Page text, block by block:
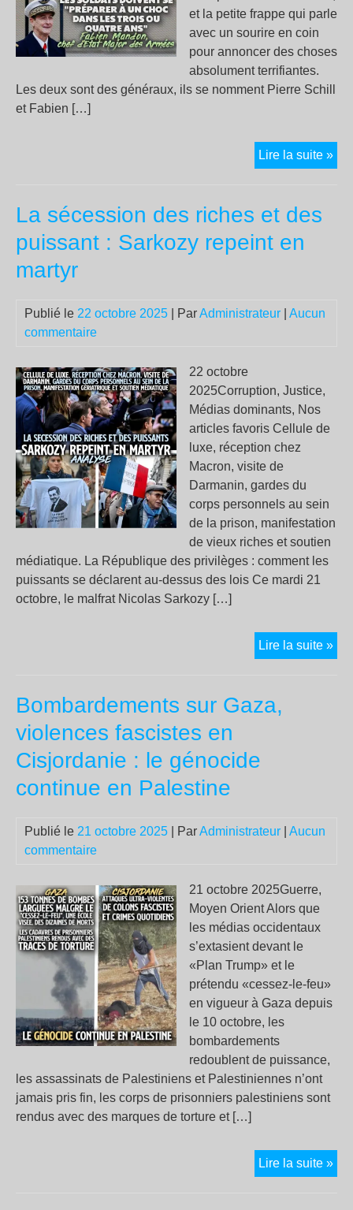
et la petite frappe qui parle
avec un sourire en coin
pour annoncer des choses
absolument terrifiantes.
Les deux sont des généraux, ils se nomment Pierre Schill
et Fabien […]
Lire la suite »
La sécession des riches et des
puissant : Sarkozy repeint en
martyr
Publié le 22 octobre 2025 | ParAdministrateur
Aucun
commentaire
22 octobre
2025Corruption, Justice,
Médias dominants, Nos
articles favoris Cellule de
luxe, réception chez
Macron, visite de
Darmanin, gardes du
corps personnels au sein
de la prison, manifestation
de vieux riches et soutien
médiatique. La République des privilèges : comment les
puissants se déclarent au-dessus des lois Ce mardi 21
octobre, le malfrat Nicolas Sarkozy […]
Lire la suite »La
Bombardements sur Gaza,
violences fascistes en
Cisjordanie : le génocide
continue en Palestine
Publié le 21 octobre 2025 | ParAdministrateur
Aucun
commentaire
21 octobre 2025Guerre,
Moyen Orient Alors que
les médias occidentaux
s’extasient devant le
«Plan Trump» et le
prétendu «cessez-le-feu»
en vigueur à Gaza depuis
le 10 octobre, les
bombardements
redoublent de puissance,
les assassinats de Palestiniens et Palestiniennes n’ont
jamais pris fin, les corps de prisonniers palestiniens sont
rendus avec des marques de torture et […]
Lire la suite »
sur